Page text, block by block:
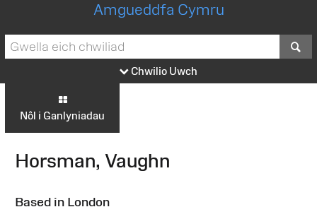
Amgueddfa Cymru
Chwilio Uwch
Nôl i Ganlyniadau
Horsman, Vaughn
Based in London